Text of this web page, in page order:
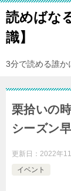
読めばな
識】
3分で読める誰か
栗拾いの
シーズン
更新日： 2022年
イベント